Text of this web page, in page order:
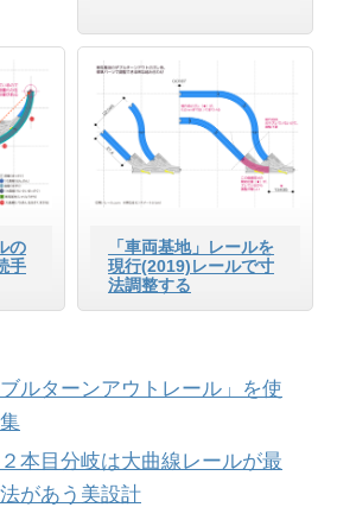
の
手
「車両基地」レールを
現行(2019)レールで寸
法調整する
ブルターンアウトレール」を使
２本目分岐は大曲線レールが最
があう美設計